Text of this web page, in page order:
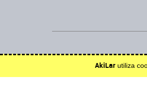
Encontre profissionais para
Efetue solicitações de orçamento
AkiLar utiliza